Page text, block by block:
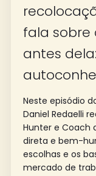
fala sobre
antes
Neste episódio
Daniel Redaelli
Hunter e Coach
direta e bem-
escolhas e os
mercado de